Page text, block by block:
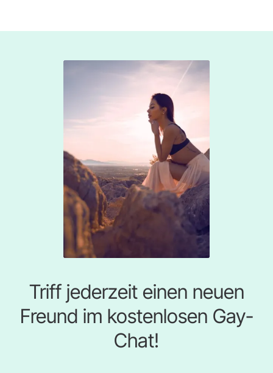
Triff jederzeit einen neuen
Freund im kostenlosen Gay-
Chat!